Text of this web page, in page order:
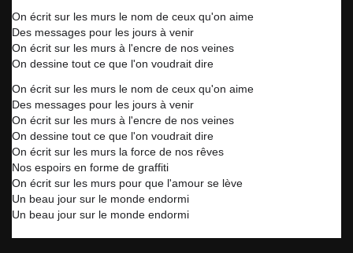
On écrit sur les murs le nom de ceux qu'on aime
Des messages pour les jours à venir
On écrit sur les murs à l'encre de nos veines
On dessine tout ce que l'on voudrait dire
On écrit sur les murs le nom de ceux qu'on aime
Des messages pour les jours à venir
On écrit sur les murs à l'encre de nos veines
On dessine tout ce que l'on voudrait dire
On écrit sur les murs la force de nos rêves
Nos espoirs en forme de graffiti
On écrit sur les murs pour que l'amour se lève
Un beau jour sur le monde endormi
Un beau jour sur le monde endormi